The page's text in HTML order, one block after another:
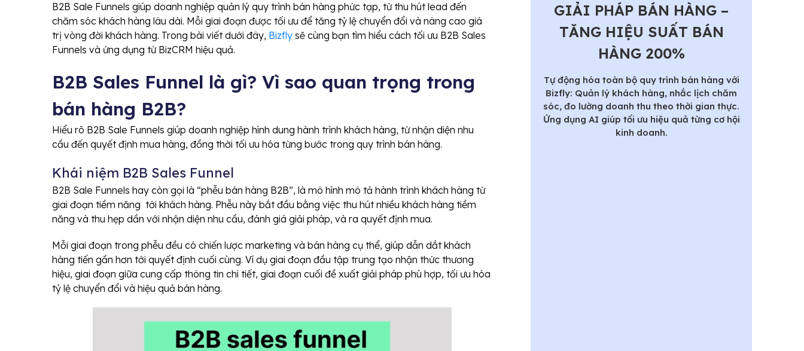
B2B Sale Funnels giúp doanh nghiệp quản lý quy trình bán hàng phức tạp, từ thu hút lead đến
chăm sóc khách hàng lâu dài. Mỗi giai đoạn được tối ưu để tăng tỷ lệ chuyển đổi và nâng cao giá
trị vòng đời khách hàng. Trong bài viết dưới đây, Bizfly sẽ cùng bạn tìm hiểu cách tối ưu B2B Sales
Funnels và ứng dụng từ BizCRM hiệu quả.
B2B Sales Funnel là gì? Vì sao quan trọng trong
bán hàng B2B?
Hiểu rõ B2B Sale Funnels giúp doanh nghiệp hình dung hành trình khách hàng, từ nhận diện nhu
cầu đến quyết định mua hàng, đồng thời tối ưu hóa từng bước trong quy trình bán hàng.
Khái niệm B2B Sales Funnel
B2B Sale Funnels hay còn gọi là “phễu bán hàng B2B”, là mô hình mô tả hành trình khách hàng từ
giai đoạn tiềm năng tới khách hàng. Phễu này bắt đầu bằng việc thu hút nhiều khách hàng tiềm
năng và thu hẹp dần với nhận diện nhu cầu, đánh giá giải pháp, và ra quyết định mua.
Mỗi giai đoạn trong phễu đều có chiến lược marketing và bán hàng cụ thể, giúp dẫn dắt khách
hàng tiến gần hơn tới quyết định cuối cùng. Ví dụ giai đoạn đầu tập trung tạo nhận thức thương
hiệu, giai đoạn giữa cung cấp thông tin chi tiết, giai đoạn cuối đề xuất giải pháp phù hợp, tối ưu hóa
tỷ lệ chuyển đổi và hiệu quả bán hàng.
GIẢI PHÁP BÁN HÀNG –
TĂNG HIỆU SUẤT BÁN
HÀNG 200%
Tự động hóa toàn bộ quy trình bán hàng với
Bizfly: Quản lý khách hàng, nhắc lịch chăm
sóc, đo lường doanh thu theo thời gian thực.
Ứng dụng AI giúp tối ưu hiệu quả từng cơ hội
kinh doanh.